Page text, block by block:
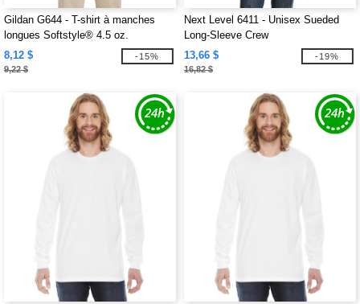
Gildan G644 - T-shirt à manches
longues Softstyle® 4.5 oz.
8,12 $
9,22 $
-15%
Next Level 6411 - Unisex Sueded
Long-Sleeve Crew
13,66 $
16,82 $
-19%